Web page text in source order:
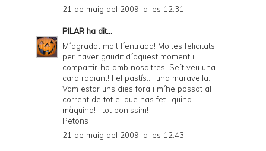
21 de maig del 2009, a les 12:31
PILAR ha dit...
M´agradat molt l´entrada! Moltes felicitats
per haver gaudit d´aquest moment i
compartir-ho amb nosaltres. Se´t veu una
cara radiant! I el pastís.... una maravella.
Vam estar uns dies fora i m´he possat al
corrent de tot el que has fet.. quina
màquina! I tot bonissim!
Petons
21 de maig del 2009, a les 12:43